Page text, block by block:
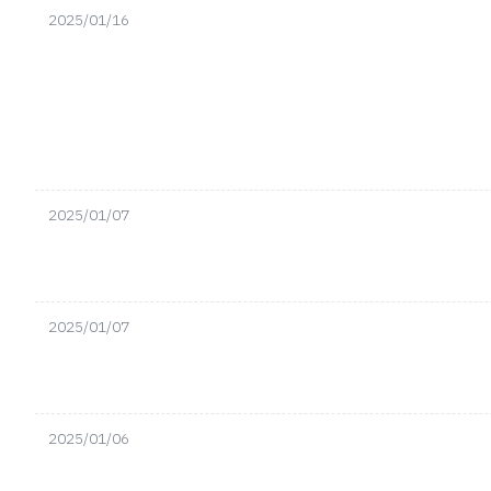
2025/01/16
2025/01/07
2025/01/07
2025/01/06